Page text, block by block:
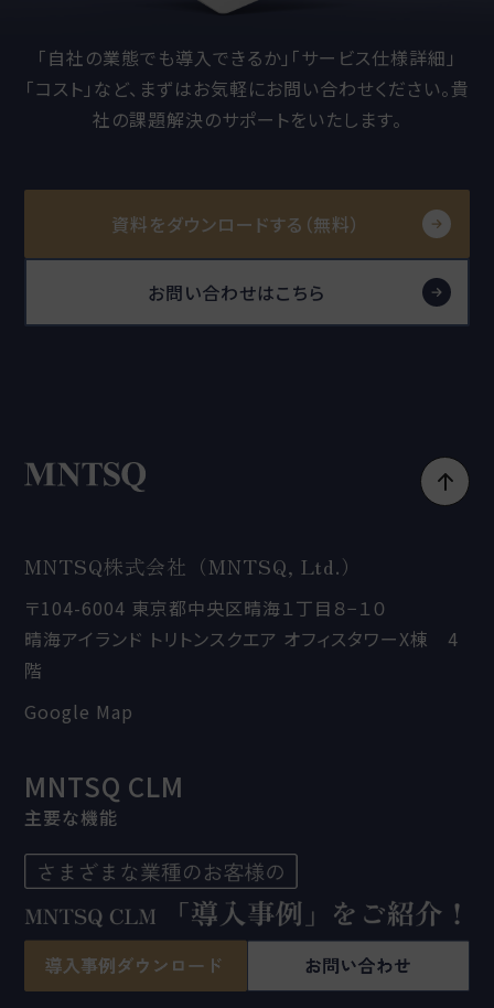
「自社の業態でも導入できるか」「サービス仕様詳細」
「コスト」など、 まずはお気軽にお問い合わせください。貴
社の課題解決のサポートをいたします。
資料をダウンロードする（無料）
お問い合わせはこちら
MNTSQ株式会社（MNTSQ, Ltd.）
〒104-6004 東京都中央区晴海１丁目８−１０
晴海アイランド トリトンスクエア オフィスタワーX棟 4
階
Google Map
MNTSQ CLM
主要な機能
MNTSQ 案件管理
MNTSQ 契約管理
MNTSQ AI契約アシスタント
MNTSQ AI Agent
データベース